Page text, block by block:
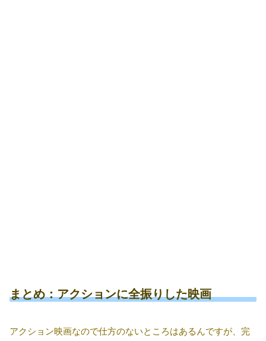
まとめ：アクションに全振りした映画
アクション映画なので仕方のないところはあるんですが、完